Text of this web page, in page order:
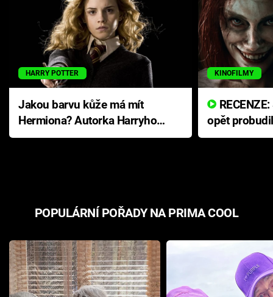
HARRY POTTER
Jakou barvu kůže má mít
Hermiona? Autorka Harryho
Pottera přišla s ráznou
KINOFILMY
opět
přichází s
POPULÁRNÍ POŘADY NA PRIMA COOL